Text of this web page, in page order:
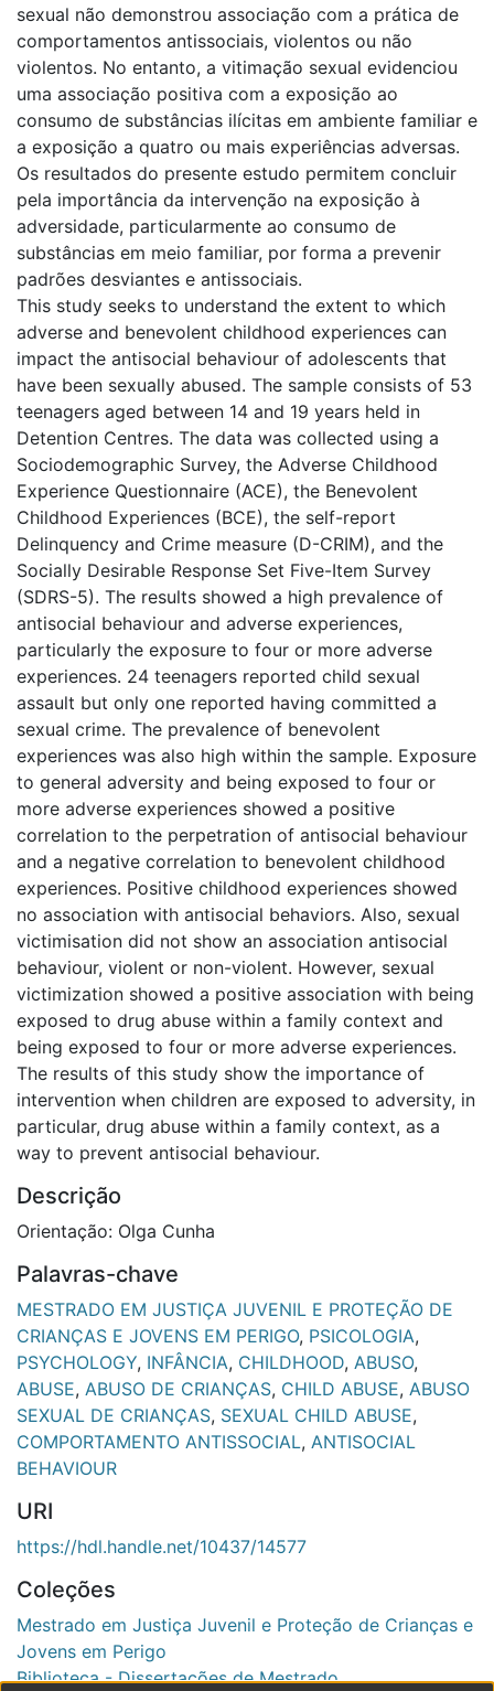
sexual não demonstrou associação com a prática de
comportamentos antissociais, violentos ou não
violentos. No entanto, a vitimação sexual evidenciou
uma associação positiva com a exposição ao
consumo de substâncias ilícitas em ambiente familiar e
a exposição a quatro ou mais experiências adversas.
Os resultados do presente estudo permitem concluir
pela importância da intervenção na exposição à
adversidade, particularmente ao consumo de
substâncias em meio familiar, por forma a prevenir
padrões desviantes e antissociais.
This study seeks to understand the extent to which
adverse and benevolent childhood experiences can
impact the antisocial behaviour of adolescents that
have been sexually abused. The sample consists of 53
teenagers aged between 14 and 19 years held in
Detention Centres. The data was collected using a
Sociodemographic Survey, the Adverse Childhood
Experience Questionnaire (ACE), the Benevolent
Childhood Experiences (BCE), the self-report
Delinquency and Crime measure (D-CRIM), and the
Socially Desirable Response Set Five-Item Survey
(SDRS-5). The results showed a high prevalence of
antisocial behaviour and adverse experiences,
particularly the exposure to four or more adverse
experiences. 24 teenagers reported child sexual
assault but only one reported having committed a
sexual crime. The prevalence of benevolent
experiences was also high within the sample. Exposure
to general adversity and being exposed to four or
more adverse experiences showed a positive
correlation to the perpetration of antisocial behaviour
and a negative correlation to benevolent childhood
experiences. Positive childhood experiences showed
no association with antisocial behaviors. Also, sexual
victimisation did not show an association antisocial
behaviour, violent or non-violent. However, sexual
victimization showed a positive association with being
exposed to drug abuse within a family context and
being exposed to four or more adverse experiences.
The results of this study show the importance of
intervention when children are exposed to adversity, in
particular, drug abuse within a family context, as a
way to prevent antisocial behaviour.
Descrição
Orientação: Olga Cunha
Palavras-chave
MESTRADO EM JUSTIÇA JUVENIL E PROTEÇÃO DE
CRIANÇAS E JOVENS EM PERIGO, PSICOLOGIA,
PSYCHOLOGY, INFÂNCIA, CHILDHOOD, ABUSO,
ABUSE, ABUSO DE CRIANÇAS, CHILD ABUSE, ABUSO
SEXUAL DE CRIANÇAS, SEXUAL CHILD ABUSE,
COMPORTAMENTO ANTISSOCIAL, ANTISOCIAL
BEHAVIOUR
URI
https://hdl.handle.net/10437/14577
Coleções
Mestrado em Justiça Juvenil e Proteção de Crianças e
Jovens em Perigo
Biblioteca - Dissertações de Mestrado